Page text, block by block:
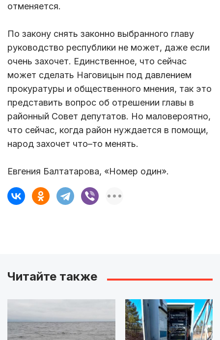
отменяется.
По закону снять законно выбранного главу
руководство республики не может, даже если
очень захочет. Единственное, что сейчас
может сделать Наговицын под давлением
прокуратуры и общественного мнения, так это
представить вопрос об отрешении главы в
районный Совет депутатов. Но маловероятно,
что сейчас, когда район нуждается в помощи,
народ захочет что–то менять.
Евгения Балтатарова, «Номер один».
Читайте также